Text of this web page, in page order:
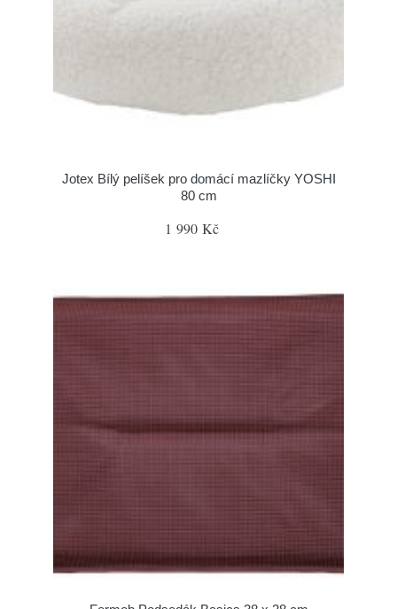
Jotex Bílý pelíšek pro domácí mazlíčky YOSHI
80 cm
1 990 Kč